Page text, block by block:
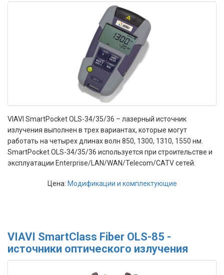
VIAVI SmartPocket OLS-34/35/36 – лазерный источник
излучения выполнен в трех вариантах, которые могут
работать на четырех длинах волн 850, 1300, 1310, 1550 нм.
SmartPocket OLS-34/35/36 используется при строительстве и
эксплуатации Enterprise/LAN/WAN/Telecom/CATV сетей.
Цена: Модификации и комплектующие
VIAVI SmartClass Fiber OLS-85 -
источники оптического излучения